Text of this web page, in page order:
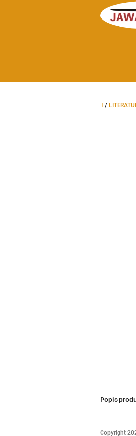
Domů
/
Popis
Copyright